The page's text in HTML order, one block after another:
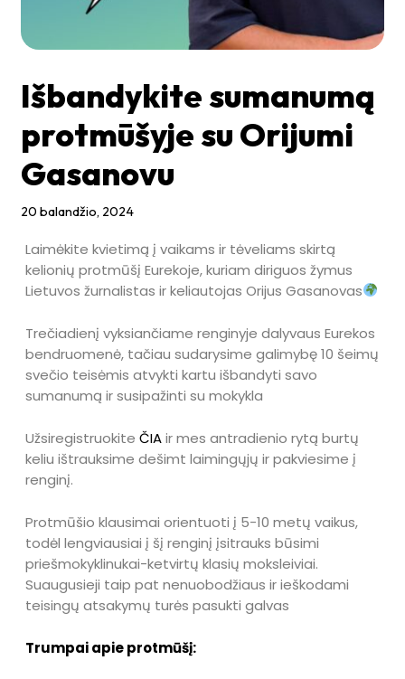
Išbandykite sumanumą
protmūšyje su Orijumi
Gasanovu
20 balandžio, 2024
Laimėkite kvietimą į vaikams ir tėveliams skirtą
kelionių protmūšį Eurekoje, kuriam diriguos žymus
Lietuvos žurnalistas ir keliautojas Orijus Gasanovas
Trečiadienį vyksiančiame renginyje dalyvaus Eurekos
bendruomenė, tačiau sudarysime galimybę 10 šeimų
svečio teisėmis atvykti kartu išbandyti savo
sumanumą ir susipažinti su mokykla
Užsiregistruokite ČIAir mes antradienio rytą burtų
keliu ištrauksime dešimt laimingųjų ir pakviesime į
renginį.
Protmūšio klausimai orientuoti į 5-10 metų vaikus,
todėl lengviausiai į šį renginį įsitrauks būsimi
priešmokyklinukai-ketvirtų klasių moksleiviai.
Suaugusieji taip pat nenuobodžiaus ir ieškodami
teisingų atsakymų turės pasukti galvas
Trumpai apie protmūšį: